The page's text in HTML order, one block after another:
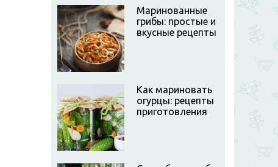
Маринованные
грибы: простые и
вкусные рецепты
Как мариновать
огурцы: рецепты
приготовления